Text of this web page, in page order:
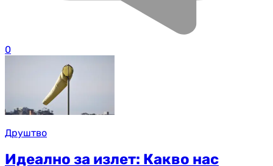
0
Друштво
Идеално за излет: Какво нас